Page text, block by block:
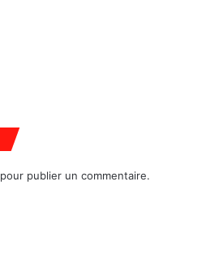
pour publier un commentaire.